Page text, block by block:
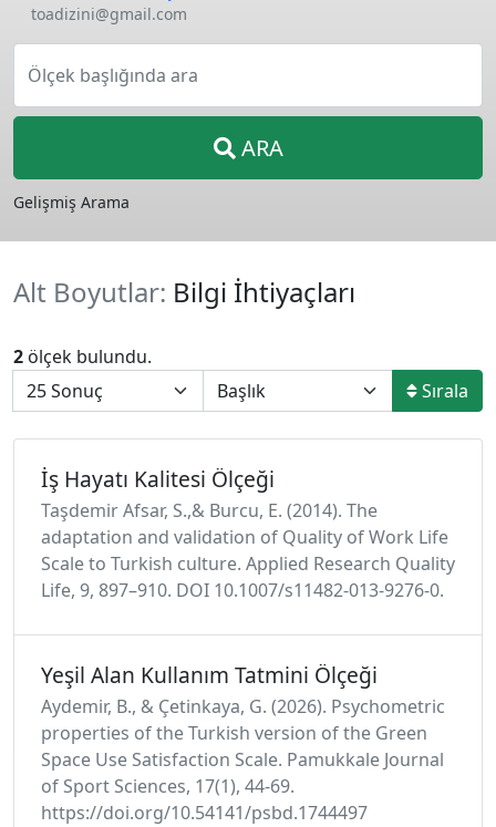
toadizini@gmail.com
Ölçek başlığında ara
ARA
Gelişmiş Arama
Alt Boyutlar: Bilgi İhtiyaçları
2 ölçek bulundu.
Sırala
İş Hayatı Kalitesi Ölçeği
Taşdemir Afsar, S.,& Burcu, E. (2014). The
adaptation and validation of Quality of Work Life
Scale to Turkish culture. Applied Research Quality
Life, 9, 897–910. DOI 10.1007/s11482-013-9276-0.
Yeşil Alan Kullanım Tatmini Ölçeği
Aydemir, B., & Çetinkaya, G. (2026). Psychometric
properties of the Turkish version of the Green
Space Use Satisfaction Scale. Pamukkale Journal
of Sport Sciences, 17(1), 44-69.
https://doi.org/10.54141/psbd.1744497